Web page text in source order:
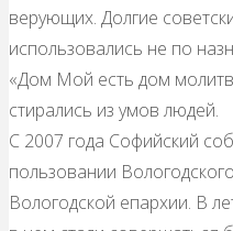
верующих. Долгие
использовались не по
«Дом Мой есть дом
стирались из умов людей.
С 2007 года Софийский
пользовании
Вологодской епархии. В